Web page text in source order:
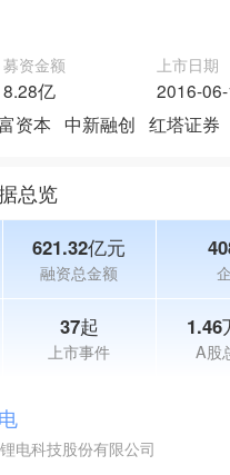
募资金额
8.28亿
上市日期
2016-
资本 中新融创 红塔证券
总览
621.32亿元
融资总金额
37起
上市事件
1.46
A股
电科技股份有限公司